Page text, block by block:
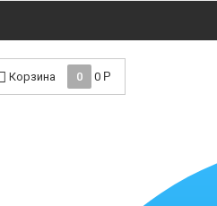
Корзина 0 0 Р